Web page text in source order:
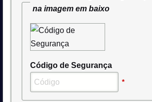
na imagem em baixo
Código de Segurança
*